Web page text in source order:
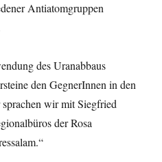
Antiatomgruppen
des Uranabbaus
den GegnerInnen in den
wir mit Siegfried
der Rosa